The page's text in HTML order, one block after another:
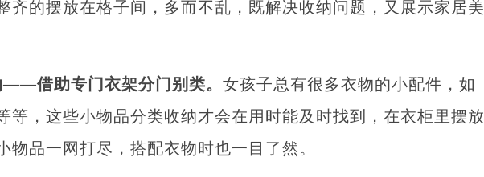
齐的摆放在格子间，多而不乱，既解决收纳问题，又展示家居美
借助专门衣架分门别类。 女孩子总有很多衣物的小配件，如
等，这些小物品分类收纳才会在用时能及时找到，在衣柜里摆放
品一网打尽，搭配衣物时也一目了然。